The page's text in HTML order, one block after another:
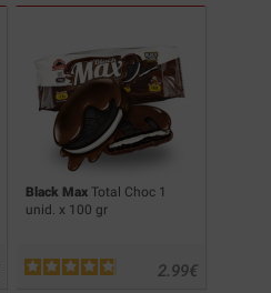
Black Max Total Choc 1
unid. x 100 gr
€
2.99